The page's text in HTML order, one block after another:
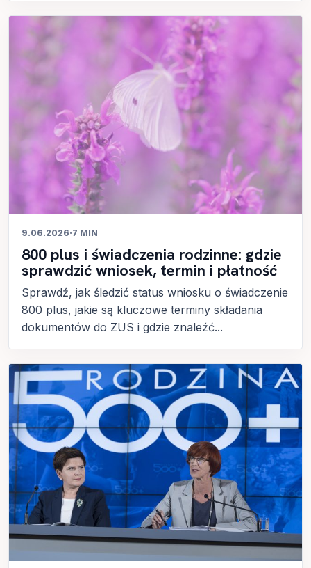
9.06.2026·7 MIN
800 plus i świadczenia rodzinne: gdzie
sprawdzić wniosek, termin i płatność
Sprawdź, jak śledzić status wniosku o świadczenie
800 plus, jakie są kluczowe terminy składania
dokumentów do ZUS i gdzie znaleźć...